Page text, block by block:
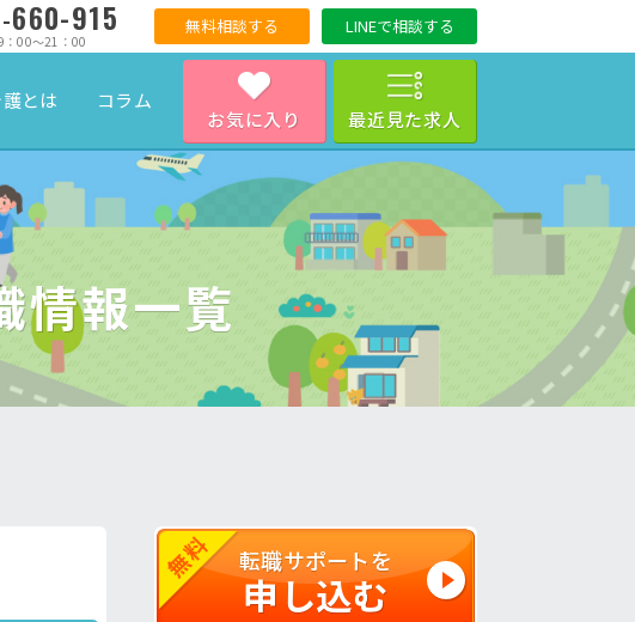
お気に入り 最近見た求人
660-915
：00～21：00
無料相談する LINEで相談する
とは コラム
情報一覧
無料 転職サポートを
申し込む